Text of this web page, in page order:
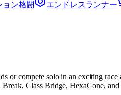
ョン格闘 エンドレスランナー
or compete solo in an exciting
Glass Bridge, HexaGone,